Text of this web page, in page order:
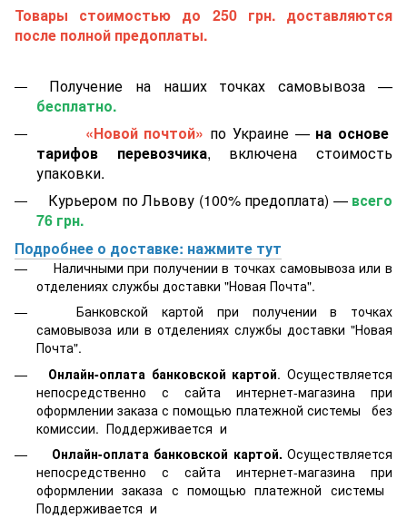
Товары стоимостью до 250 грн. доставляются
после полной предоплаты.
Получение на наших точках самовывоза —
бесплатно.
«Новой почтой» по Украине — на основе
тарифов перевозчика, включена стоимость
упаковки.
Курьером по Львову (100% предоплата) — всего
76 грн.
Подробнее о доставке: нажмите тут
Наличными при получении в точках самовывоза или в
отделениях службы доставки "Новая Почта".
Банковской картой при получении в точках
самовывоза или в отделениях службы доставки "Новая
Почта".
Онлайн-оплата банковской картой. Осуществляется
непосредственно с сайта интернет-магазина при
оформлении заказа с помощью платежной системы
без
комиссии. Поддерживается и
Онлайн-оплата банковской картой. Осуществляется
непосредственно с сайта интернет-магазина при
оформлении заказа с помощью платежной системы
Поддерживается и